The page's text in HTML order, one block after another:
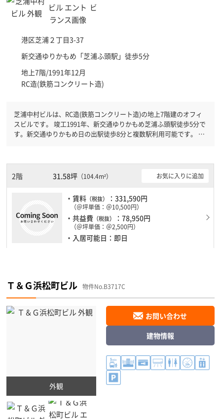
港区芝浦２丁目3-37
新交通ゆりかもめ「芝浦ふ頭駅 」徒歩5分
地上7階/1991年12月
RC造(鉄筋コンクリート造)
芝浦中村ビルは、RC造(鉄筋コンクリート造)の地上7階建のオフィ
スビルです。 竣工1991年、新交通ゆりかもめ芝浦ふ頭駅徒歩5分で
す。新交通ゆりかもめ日の出駅徒歩8分と複数駅利用可能です。 機
す。土日・祝日も利用可能になりますので時間帯を気にせず利用で
きます。駐車場もありますので、車を利用されるお客様には使いや
2階 31.58坪（104.4m²） お気に入りに追加
・賃料 （税抜） ：331,590円
（＠坪単価：＠10,500円）
・共益費 （税抜） ：78,950円
（＠坪単価：＠2,500円）
・入居可能日：即日
Ｔ＆Ｇ浜松町ビル 物件No.B3717C
外観
お問い合わせ
建物情報